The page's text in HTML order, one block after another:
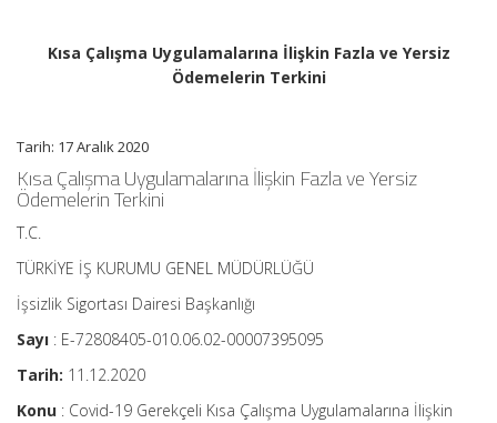
Kısa Çalışma Uygulamalarına İlişkin Fazla ve Yersiz
Ödemelerin Terkini
Tarih: 17 Aralık 2020
Kısa Çalışma Uygulamalarına İlişkin Fazla ve Yersiz
Ödemelerin Terkini
T.C.
TÜRKİYE İŞ KURUMU GENEL MÜDÜRLÜĞÜ
İşsizlik Sigortası Dairesi Başkanlığı
Sayı : E-72808405-010.06.02-00007395095
Tarih: 11.12.2020
Konu : Covid-19 Gerekçeli Kısa Çalışma Uygulamalarına İlişkin